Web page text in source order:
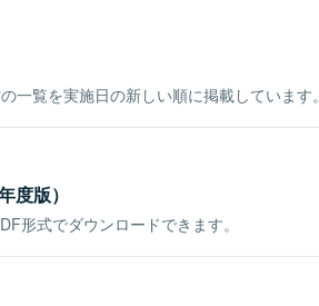
一覧を実施日の新しい順に掲載しています。
度版）
形式でダウンロードできます。